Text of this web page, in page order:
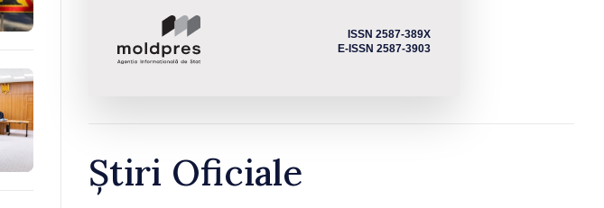
ISSN 2587-389X
E-ISSN 2587-3903
Știri Oficiale